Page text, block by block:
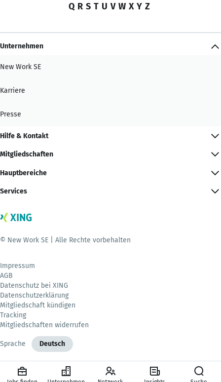
Q R S T U V W X Y Z
Unternehmen
New Work SE
Karriere
Presse
Hilfe & Kontakt
Mitgliedschaften
Hauptbereiche
Services
© New Work SE | Alle Rechte vorbehalten
Impressum
AGB
Datenschutz bei XING
Datenschutzerklärung
Mitgliedschaft kündigen
Tracking
Mitgliedschaften widerrufen
Sprache Deutsch